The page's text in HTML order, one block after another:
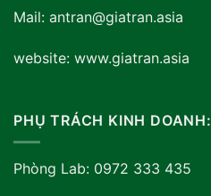
Mail: antran@giatran.asia
website: www.giatran.asia
PHỤ TRÁCH KINH DOANH:
Phòng Lab: 0972 333 435